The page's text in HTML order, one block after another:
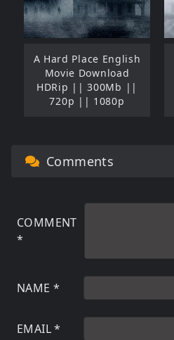
A Hard Place English
Movie Download
HDRip || 300Mb ||
720p || 1080p
Comments
COMMENT
*
NAME *
EMAIL*